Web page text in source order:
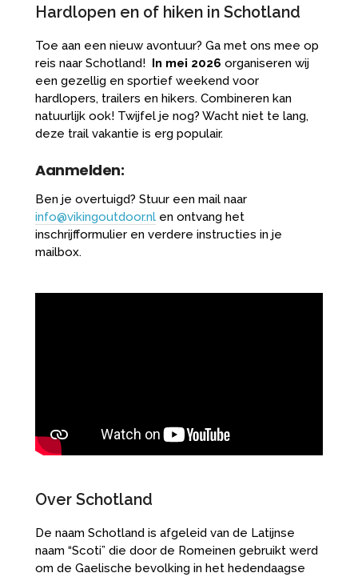
Hardlopen en of hiken in Schotland
Toe aan een nieuw avontuur? Ga met ons mee op
reis naar Schotland!
In mei 2026 organiseren wij
een gezellig en sportief weekend voor
hardlopers, trailers en hikers. Combineren kan
natuurlijk ook! Twijfel je nog? Wacht niet te lang,
deze trail vakantie is erg populair.
Aanmelden:
Ben je overtuigd? Stuur een mail naar
info@vikingoutdoor.nl en ontvang het
inschrijfformulier en verdere instructies in je
mailbox.
Over Schotland
De naam Schotland is afgeleid van de Latijnse
naam “Scoti” die door de Romeinen gebruikt werd
om de Gaelische bevolking in het hedendaagse